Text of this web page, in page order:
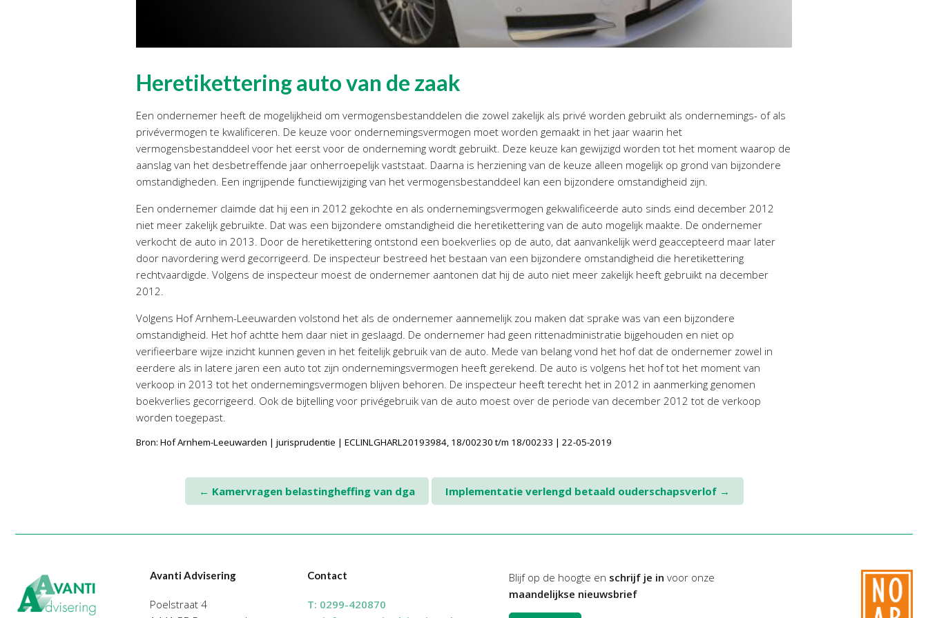
Heretikettering auto van de zaak
Een ondernemer heeft de mogelijkheid om vermogensbestanddelen die zowel zakelijk als privé worden gebruikt als ondernemings- of als
privévermogen te kwalificeren. De keuze voor ondernemingsvermogen moet worden gemaakt in het jaar waarin het
vermogensbestanddeel voor het eerst voor de onderneming wordt gebruikt. Deze keuze kan gewijzigd worden tot het moment waarop de
aanslag van het desbetreffende jaar onherroepelijk vaststaat. Daarna is herziening van de keuze alleen mogelijk op grond van bijzondere
omstandigheden. Een ingrijpende functiewijziging van het vermogensbestanddeel kan een bijzondere omstandigheid zijn.
Een ondernemer claimde dat hij een in 2012 gekochte en als ondernemingsvermogen gekwalificeerde auto sinds eind december 2012
niet meer zakelijk gebruikte. Dat was een bijzondere omstandigheid die heretikettering van de auto mogelijk maakte. De ondernemer
verkocht de auto in 2013. Door de heretikettering ontstond een boekverlies op de auto, dat aanvankelijk werd geaccepteerd maar later
door navordering werd gecorrigeerd. De inspecteur bestreed het bestaan van een bijzondere omstandigheid die heretikettering
rechtvaardigde. Volgens de inspecteur moest de ondernemer aantonen dat hij de auto niet meer zakelijk heeft gebruikt na december
2012.
Volgens Hof Arnhem-Leeuwarden volstond het als de ondernemer aannemelijk zou maken dat sprake was van een bijzondere
omstandigheid. Het hof achtte hem daar niet in geslaagd. De ondernemer had geen rittenadministratie bijgehouden en niet op
verifieerbare wijze inzicht kunnen geven in het feitelijk gebruik van de auto. Mede van belang vond het hof dat de ondernemer zowel in
eerdere als in latere jaren een auto tot zijn ondernemingsvermogen heeft gerekend. De auto is volgens het hof tot het moment van
verkoop in 2013 tot het ondernemingsvermogen blijven behoren. De inspecteur heeft terecht het in 2012 in aanmerking genomen
boekverlies gecorrigeerd. Ook de bijtelling voor privégebruik van de auto moest over de periode van december 2012 tot de verkoop
worden toegepast.
Bron: Hof Arnhem-Leeuwarden | jurisprudentie | ECLINLGHARL20193984, 18/00230 t/m 18/00233 | 22-05-2019
← Kamervragen belastingheffing van dga Implementatie verlengd betaald ouderschapsverlof →
Avanti Advisering
Poelstraat 4
Contact
T: 0299-420870
Blijf op de hoogte en schrijf je in voor onze
maandelijkse nieuwsbrief